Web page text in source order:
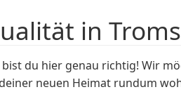
in
du hier genau richtig! Wir
neuen Heimat rundum